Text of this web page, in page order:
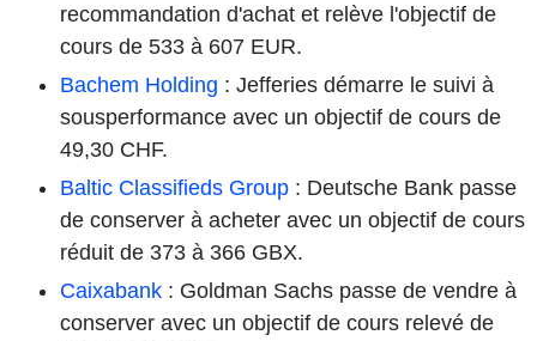
recommandation d'achat et relève l'objectif de
cours de 533 à 607 EUR.
Bachem Holding : Jefferies démarre le suivi à
sousperformance avec un objectif de cours de
49,30 CHF.
Baltic Classifieds Group : Deutsche Bank passe
de conserver à acheter avec un objectif de cours
réduit de 373 à 366 GBX.
Caixabank : Goldman Sachs passe de vendre à
conserver avec un objectif de cours relevé de